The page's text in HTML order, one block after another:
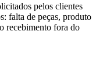
pelos clientes
falta de peças, produto
recebimento fora do